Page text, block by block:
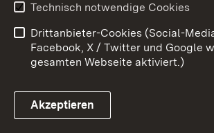
Link zum Landesportal
Barrierefreiheit
Impressum Cookies
Technisch notwendige Cookies
Drittanbieter-Cookies (Social-
Facebook, X / Twitter und Google
gesamten Webseite aktiviert.)
Akzeptieren